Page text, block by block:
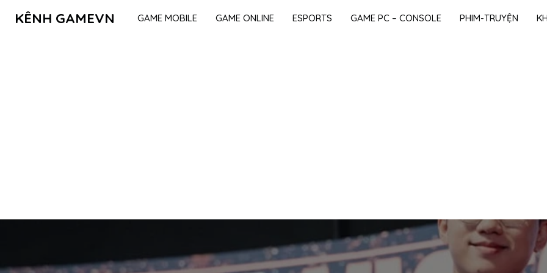
KÊNH GAMEVN GAME MOBILE GAME ONLINE ESPORTS GAME PC – CONSOLE PHIM-TRUYỆN